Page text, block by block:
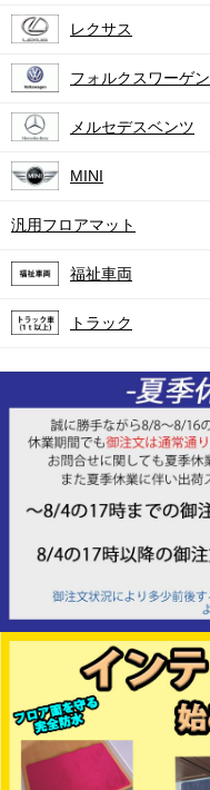
レクサス
フォルクスワーゲン
メルセデスベンツ
MINI
汎用フロアマット
福祉車両
トラック